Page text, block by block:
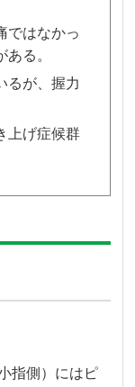
ではなかっ
る。
るが、握力
上げ症候群
指側）にはピ